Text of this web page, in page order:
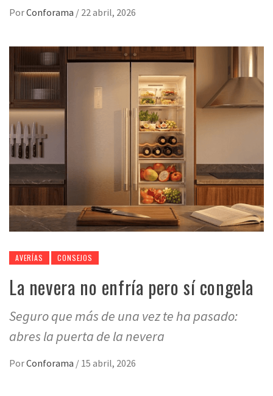
PorConforama / 22 abril, 2026
AVERÍAS CONSEJOS
La nevera no enfría pero sí congela
Seguro que más de una vez te ha pasado:
abres la puerta de la nevera
PorConforama / 15 abril, 2026